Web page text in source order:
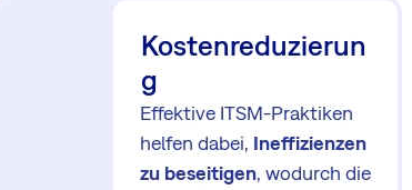
Kostenreduzierun
g
Effektive ITSM-Praktiken
helfen dabei, Ineffizienzen
zu beseitigen, wodurch die